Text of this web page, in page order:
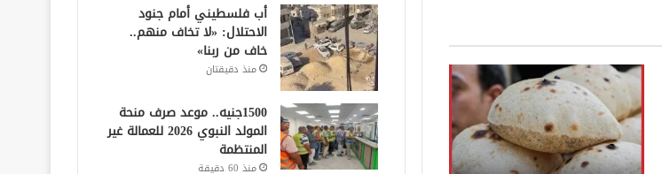
أب فلسطيني أمام جنود
الاحتلال: «لا تخاف منهم..
خاف من ربنا»
منذ دقيقتان
1500جنيه.. موعد صرف منحة
المولد النبوي 2026 للعمالة غير
المنتظمة
منذ 60 دقيقة